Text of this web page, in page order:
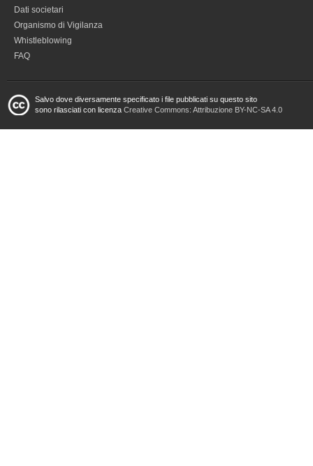
Dati societari
Organismo di Vigilanza
Whistleblowing
FAQ
Salvo dove diversamente specificato i file pubblicati su questo sito
sono rilasciati con licenza Creative Commons: Attribuzione BY-NC-SA 4.0